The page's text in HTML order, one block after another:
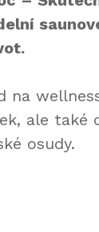
na
ale také
osudy.